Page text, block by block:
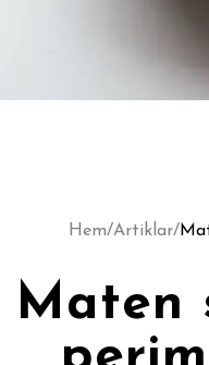
Hem/Artiklar/
Maten